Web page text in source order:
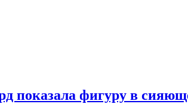
показала фигуру в